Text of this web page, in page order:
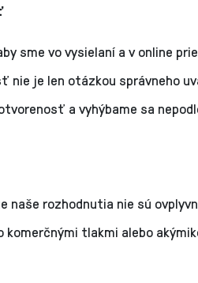
sme vo vysielaní a v online
nie je len otázkou správneho
a vyhýbame sa
naše rozhodnutia nie sú
tlakmi alebo